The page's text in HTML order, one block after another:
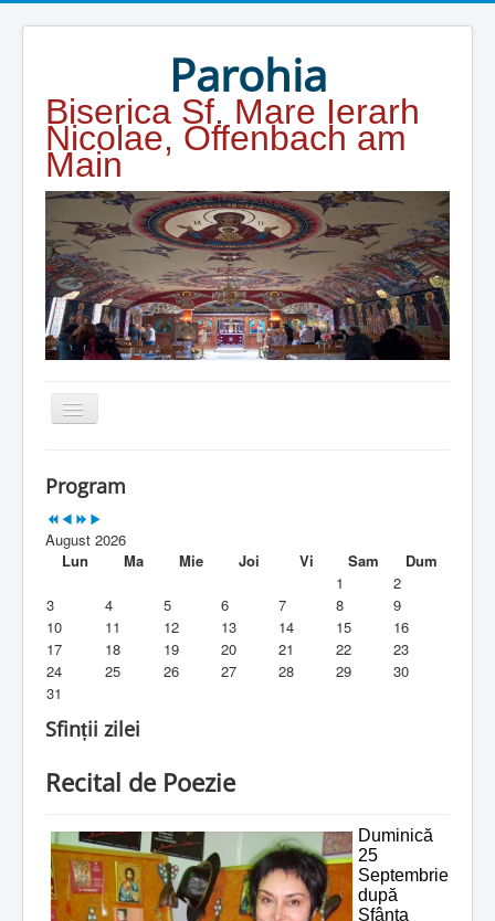
Parohia
Biserica Sf. Mare Ierarh
Nicolae, Offenbach am
Main
Duhovnicesti
Alte legaturi
Biblioteca Parohiei
Foaia Parohiei
Program
August 2026
Lun
Ma Mie Joi Vi Sam
Dum
1
2
3
4 5 6 7 8
9
10
11 12 13 14 15
16
17
18 19 20 21 22
23
24
25 26 27 28 29
30
31
Sfinții zilei
Recital de Poezie
Duminică
25
Septembrie
după
Sfânta